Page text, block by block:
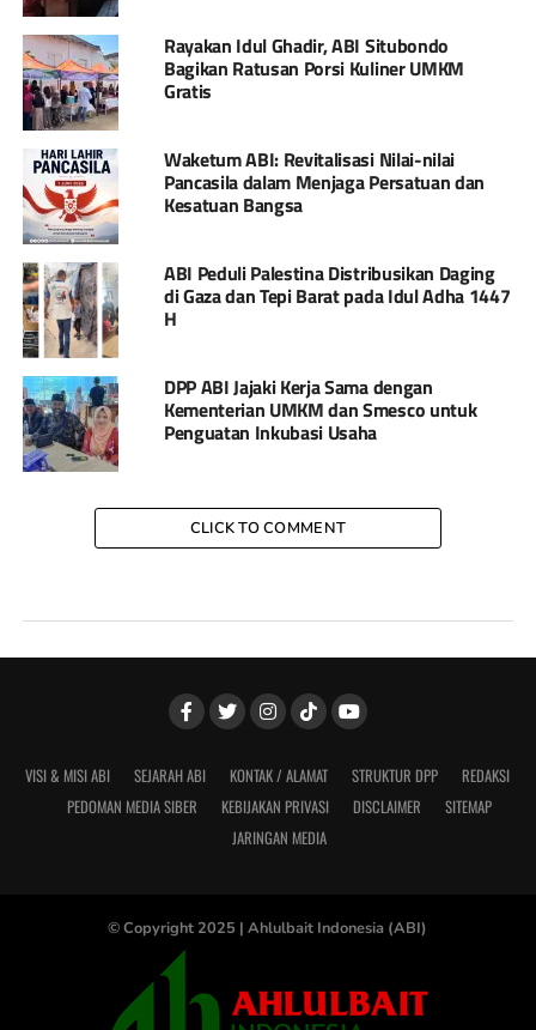
Rayakan Idul Ghadir, ABI Situbondo
Bagikan Ratusan Porsi Kuliner UMKM
Gratis
Waketum ABI: Revitalisasi Nilai-nilai
Pancasila dalam Menjaga Persatuan dan
Kesatuan Bangsa
ABI Peduli Palestina Distribusikan Daging
di Gaza dan Tepi Barat pada Idul Adha 1447
H
DPP ABI Jajaki Kerja Sama dengan
Kementerian UMKM dan Smesco untuk
Penguatan Inkubasi Usaha
CLICK TO COMMENT
VISI & MISI ABI SEJARAH ABI KONTAK / ALAMAT STRUKTUR DPP
REDAKSI
PEDOMAN MEDIA SIBER
KEBIJAKAN PRIVASI DISCLAIMER
SITEMAP
JARINGAN MEDIA
© Copyright 2025 | Ahlulbait Indonesia (ABI)